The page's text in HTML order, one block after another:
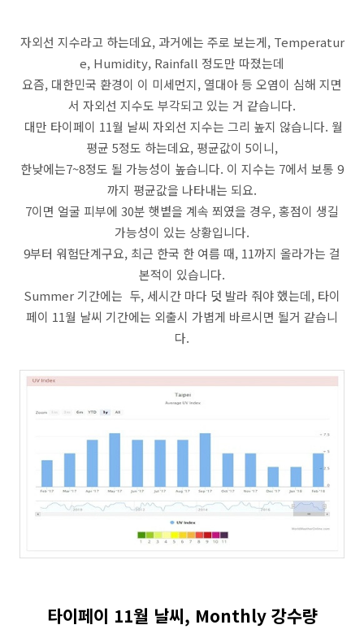
자외선 지수라고 하는데요, 과거에는 주로 보는게, Temperatur
e, Humidity, Rainfall 정도만 따졌는데
요즘, 대한민국 환경이 이 미세먼지, 열대아 등 오염이 심해 지면
서 자외선 지수도 부각되고 있는 거 같습니다.
대만 타이페이 11월 날씨 자외선 지수는 그리 높지 않습니다. 월
평균 5정도 하는데요, 평균값이 5이니,
한낮에는7~8정도 될 가능성이 높습니다. 이 지수는 7에서 보통 9
까지 평균값을 나타내는 되요.
7이면 얼굴 피부에 30분 햇볕을 계속 쬐였을 경우, 홍점이 생길
가능성이 있는 상황입니다.
9부터 워험단계구요, 최근 한국 한 여름 때, 11까지 올라가는 걸
본적이 있습니다.
Summer 기간에는 두, 세시간 마다 덧 발라 줘야 했는데, 타이
페이 11월 날씨 기간에는 외출시 가볍게 바르시면 될거 같습니
다.
타이페이 11월 날씨, Monthly 강수량